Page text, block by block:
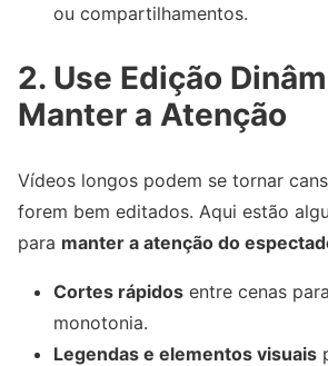
ou compartilhamentos.
2. Use Edição
Manter a Atenção
Vídeos longos podem se tornar
forem bem editados. Aqui estão
para manter a atenção do
Cortes rápidos entre cenas
monotonia.
Legendas e elementos visuais